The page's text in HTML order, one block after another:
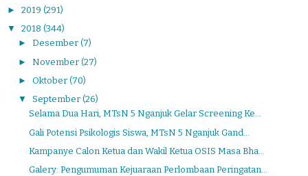
► 2019 (291)
▼ 2018 (344)
► Desember (7)
► November (27)
► Oktober (70)
▼ September (26)
Selama Dua Hari, MTsN 5 Nganjuk Gelar Screening Ke...
Gali Potensi Psikologis Siswa, MTsN 5 Nganjuk Gand...
Kampanye Calon Ketua dan Wakil Ketua OSIS Masa Bha...
Galery: Pengumuman Kejuaraan Perlombaan Peringatan...